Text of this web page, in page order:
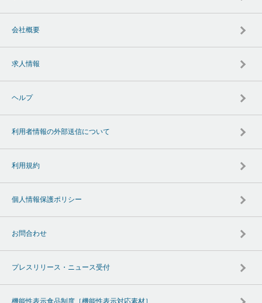
会社概要
求人情報
ヘルプ
利用者情報の外部送信について
利用規約
個人情報保護ポリシー
お問合わせ
プレスリリース・ニュース受付